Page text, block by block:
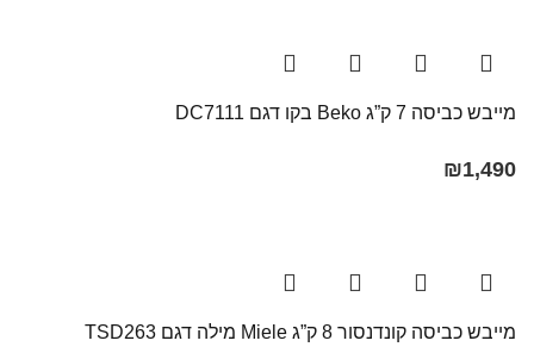
מייבש כביסה 7 ק”ג Beko בקו ‏דגם DC7111
₪1,490
מייבש כביסה קונדנסור 8 ק”ג Miele מילה דגם TSD263